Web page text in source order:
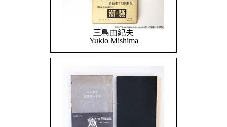
三島由紀夫
Yukio Mishima